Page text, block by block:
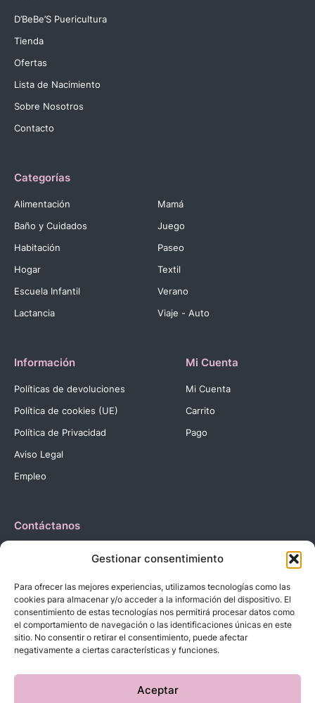
Gestionar consentimiento
Para ofrecer las mejores experiencias, utilizamos tecnologías como las
cookies para almacenar y/o acceder a la información del dispositivo. El
consentimiento de estas tecnologías nos permitirá procesar datos como
el comportamiento de navegación o las identificaciones únicas en este
sitio. No consentir o retirar el consentimiento, puede afectar
negativamente a ciertas características y funciones.
Aceptar
D’BeBe’S Puericultura
Tienda
Ofertas
Lista de Nacimiento
Sobre Nosotros
Contacto
Categorías
Alimentación
Baño y Cuidados
Habitación
Hogar
Escuela Infantil
Lactancia
Mamá
Juego
Paseo
Textil
Verano
Viaje - Auto
Información
Políticas de devoluciones
Política de cookies (UE)
Política de Privacidad
Aviso Legal
Empleo
Mi Cuenta
Mi Cuenta
Carrito
Pago
Contáctanos
C. Reyes Católicos, 27 03420 Castalla Alicante
Correo: info@dbebes.net
Síguenos en las redes sociales